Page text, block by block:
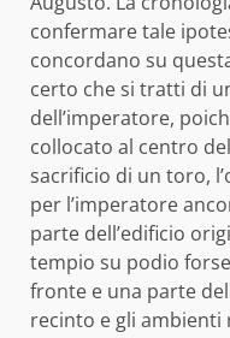
confermare tale
concordano su
certo che si tratti di
dell’imperatore,
collocato al centro
sacrificio di un toro,
per l’imperatore
parte dell’edificio
tempio su podio
fronte e una parte
recinto e gli